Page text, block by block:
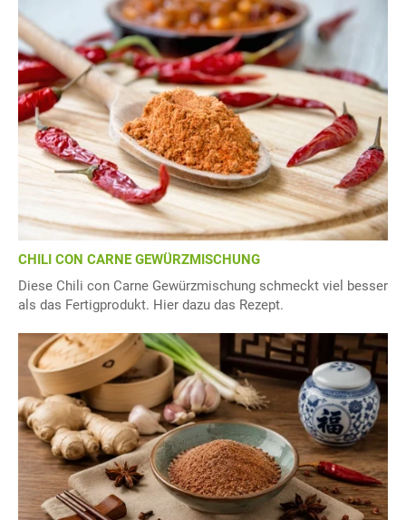
CHILI CON CARNE GEWÜRZMISCHUNG
Diese Chili con Carne Gewürzmischung schmeckt viel besser
als das Fertigprodukt. Hier dazu das Rezept.